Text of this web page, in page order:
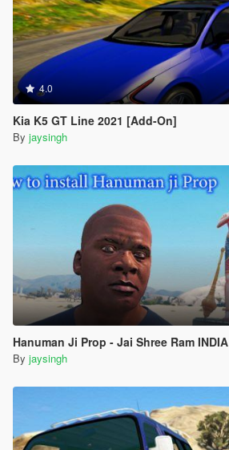
4.0
Kia K5 GT Line 2021 [Add-On]
By jaysingh
Hanuman Ji Prop - Jai Shree Ram INDIA
By jaysingh